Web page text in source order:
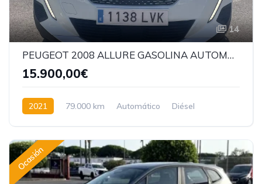
14
PEUGEOT 2008 ALLURE GASOLINA AUTOMATICO
15.900,00€
2021 79.000 km Automático
Diésel
Ocasión